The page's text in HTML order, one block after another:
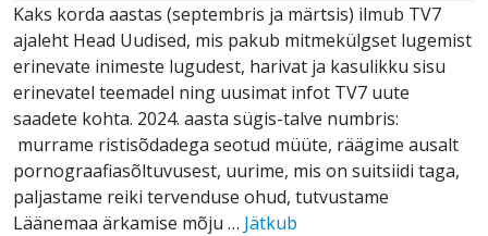
Kaks korda aastas (septembris ja märtsis) ilmub TV7
ajaleht Head Uudised, mis pakub mitmekülgset lugemist
erinevate inimeste lugudest, harivat ja kasulikku sisu
erinevatel teemadel ning uusimat infot TV7 uute
saadete kohta. 2024. aasta sügis-talve numbris:
murrame ristisõdadega seotud müüte, räägime ausalt
pornograafiasõltuvusest, uurime, mis on suitsiidi taga,
paljastame reiki tervenduse ohud, tutvustame
Läänemaa ärkamise mõju … Jätkub